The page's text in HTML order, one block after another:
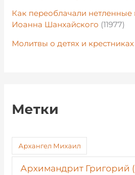
Как переоблачали нетленные
Иоанна Шанхайского (11977)
Молитвы о детях и крестниках
Метки
Архангел Михаил
Архимандрит Григорий